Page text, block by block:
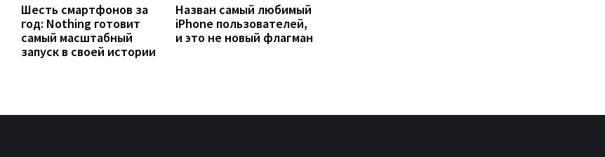
Шесть смартфонов за
год: Nothing готовит
самый масштабный
запуск в своей истории
Назван самый любимый
iPhone пользователей,
и это не новый флагман